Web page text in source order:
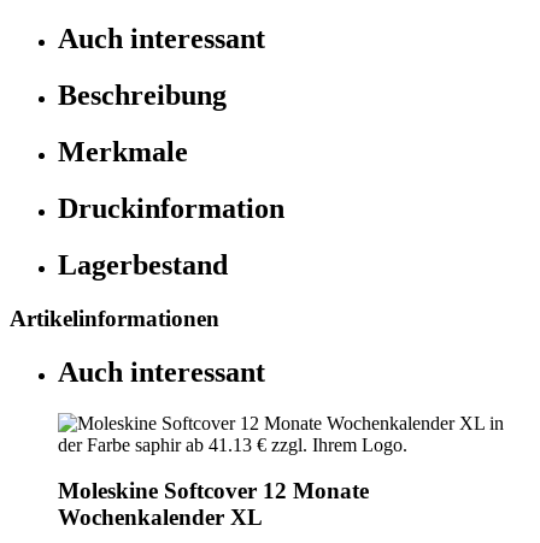
Auch interessant
Beschreibung
Merkmale
Druckinformation
Lagerbestand
Artikelinformationen
Auch interessant
Moleskine Softcover 12 Monate
Wochenkalender XL